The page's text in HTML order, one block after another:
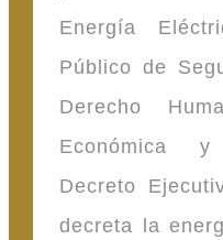
Energía
Público de
Derecho
Económica
Decreto
decreta la